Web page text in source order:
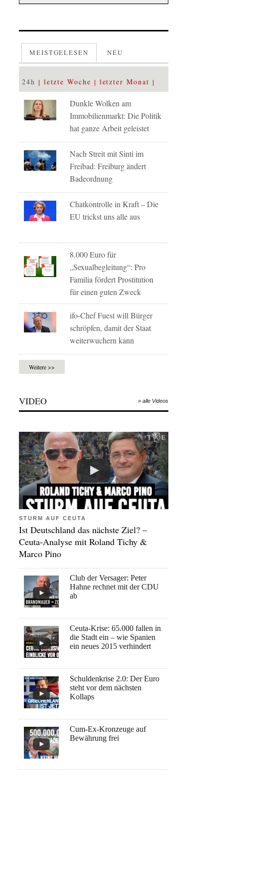
MEISTGELESEN NEU
24h letzte Woche letzter Monat
Dunkle Wolken am
Immobilienmarkt: Die Politik
hat ganze Arbeit geleistet
Nach Streit mit Sinti im
Freibad: Freiburg ändert
Badeordnung
Chatkontrolle in Kraft – Die
EU trickst uns alle aus
8.000 Euro für
„Sexualbegleitung“: Pro
Familia fördert Prostitution
für einen guten Zweck
ifo-Chef Fuest will Bürger
schröpfen, damit der Staat
weiterwuchern kann
Weitere >>
VIDEO » alle Videos
STURM AUF CEUTA
Ist Deutschland das nächste Ziel? –
Ceuta-Analyse mit Roland Tichy &
Marco Pino
Club der Versager: Peter
Hahne rechnet mit der CDU
ab
Ceuta-Krise: 65.000 fallen in
die Stadt ein – wie Spanien
ein neues 2015 verhindert
Schuldenkrise 2.0: Der Euro
steht vor dem nächsten
Kollaps
Cum-Ex-Kronzeuge auf
Bewährung frei